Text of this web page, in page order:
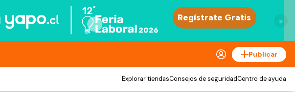
×
Publicar
Explorar tiendasConsejos de seguridadCentro de ayuda